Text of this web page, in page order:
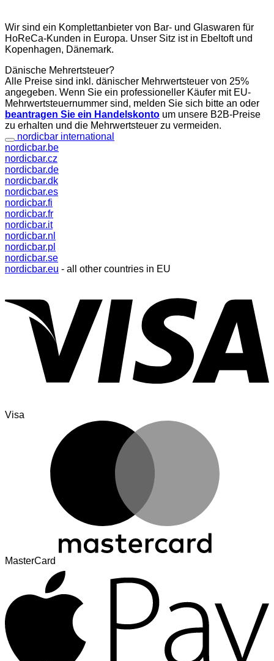
Wir sind ein Komplettanbieter von Bar- und Glaswaren für
HoReCa-Kunden in Europa. Unser Sitz ist in Ebeltoft und
Kopenhagen, Dänemark.
Dänische Mehrertsteuer?
Alle Preise sind inkl. dänischer Mehrwertsteuer von 25%
angegeben. Wenn Sie ein professioneller Käufer mit EU-
Mehrwertsteuernummer sind, melden Sie sich bitte an oder
beantragen Sie ein Handelskonto um unsere B2B-Preise
zu erhalten und die Mehrwertsteuer zu vermeiden.
nordicbar international
nordicbar.be
nordicbar.cz
nordicbar.de
nordicbar.dk
nordicbar.es
nordicbar.fi
nordicbar.fr
nordicbar.it
nordicbar.nl
nordicbar.pl
nordicbar.se
nordicbar.eu - all other countries in EU
Visa
MasterCard